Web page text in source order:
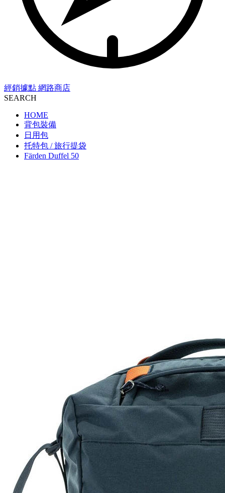
經銷據點 網路商店
SEARCH
HOME
背包裝備
日用包
托特包 / 旅行提袋
Färden Duffel 50